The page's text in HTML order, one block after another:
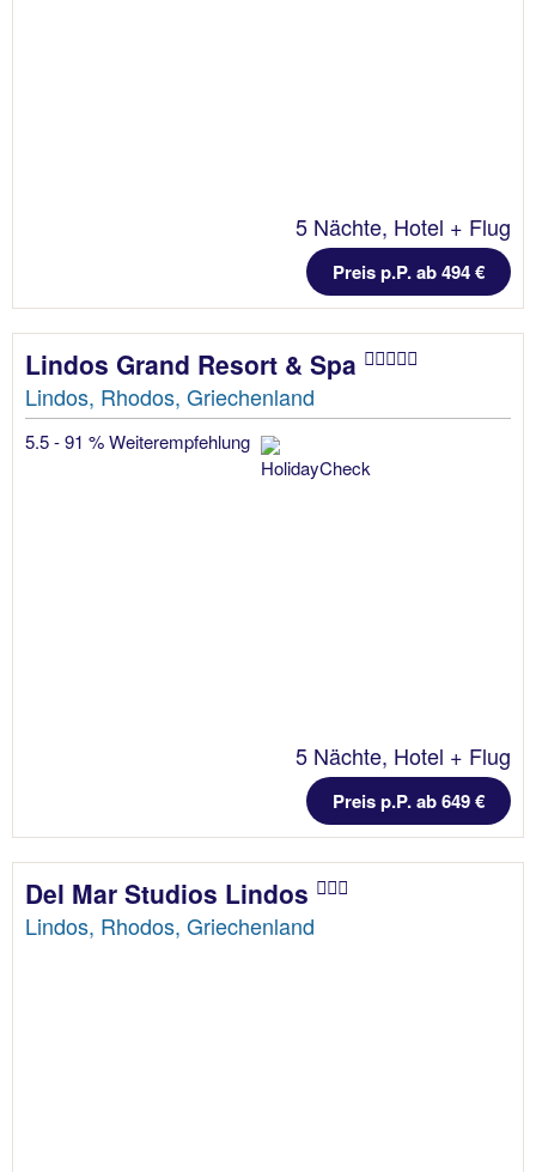
5 Nächte, Hotel + Flug
Preis p.P. ab 494 €
Lindos Grand Resort & Spa
Lindos, Rhodos, Griechenland
5.5 - 91 % Weiterempfehlung
5 Nächte, Hotel + Flug
Preis p.P. ab 649 €
Del Mar Studios Lindos
Lindos, Rhodos, Griechenland